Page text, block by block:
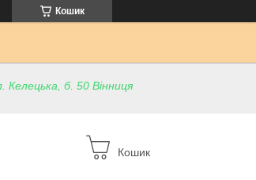
Кошик
Келецька, б. 50 Вінниця
Кошик